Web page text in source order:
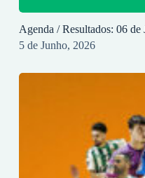
Agenda / Resultados: 06 de
5 de Junho, 2026